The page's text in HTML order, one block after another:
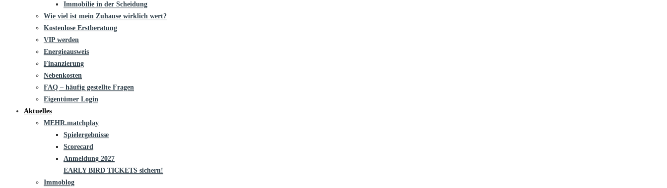
Immobilie in der Scheidung
Wie viel ist mein Zuhause wirklich wert?
Kostenlose Erstberatung
VIP werden
Energieausweis
Finanzierung
Nebenkosten
FAQ – häufig gestellte Fragen
Eigentümer Login
Aktuelles
MEHR.matchplay
Spielergebnisse
Scorecard
Anmeldung 2027
EARLY BIRD TICKETS sichern!
Immoblog